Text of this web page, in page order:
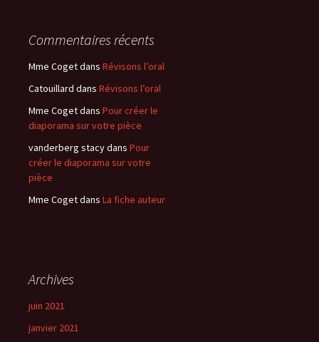
Commentaires récents
Mme Cogetdans Révisons l’oral
Catouillard dans Révisons l’oral
Mme Cogetdans Pour créer le
diaporama sur votre pièce
vanderberg stacydans Pour
créer le diaporama sur votre
pièce
Mme Cogetdans La fiche auteur
Archives
juin 2021
janvier 2021